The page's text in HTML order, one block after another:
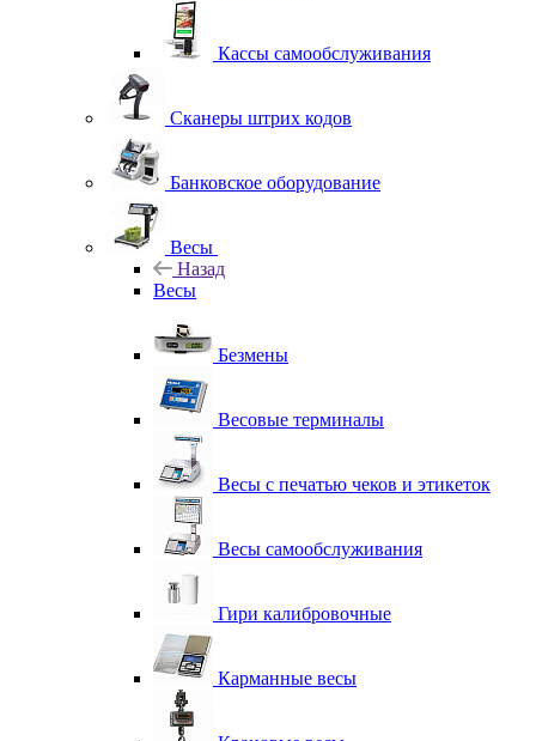
Кассы самообслуживания
Сканеры штрих кодов
Банковское оборудование
Весы
Назад
Весы
Безмены
Весовые терминалы
Весы с печатью чеков и этикеток
Весы самообслуживания
Гири калибровочные
Карманные весы